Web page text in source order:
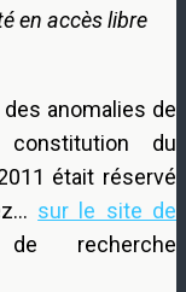
en accès libre
anomalies de
du
était réservé
sur le site de
recherche